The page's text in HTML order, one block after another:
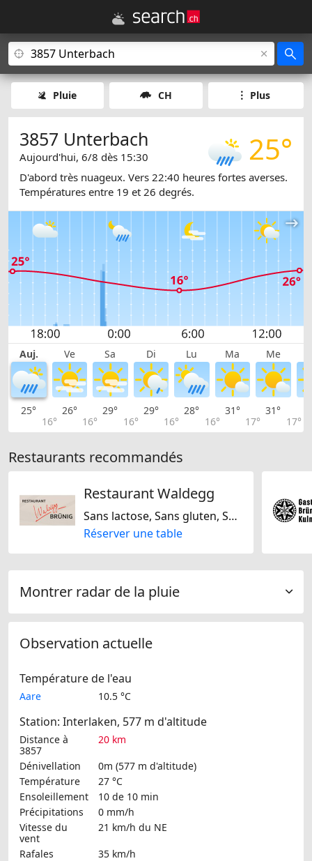
Pluie CH Plus
25°
3857 Unterbach
Aujourd'hui, 6/8 dès 15:30
D'abord très nuageux. Vers 22:40 heures fortes averses.
Températures entre 19 et 26 degrés.
Auj. Ve Sa Di Lu Ma Me
25°
16°
26°
16°
29°
16°
29°
16°
28°
16°
31°
17°
31°
17°
Restaurants recommandés
Restaurant Waldegg
Sans lactose, Sans gluten, Suisse
Réserver une table
Montrer radar de la pluie
Observation actuelle
Température de l'eau
Aare 10.5 °C
Station: Interlaken, 577 m d'altitude
Distance à
3857
20 km
Dénivellation
0m (577 m d'altitude)
Température
27 °C
Ensoleillement
10 de 10 min
Précipitations
0 mm/h
Vitesse du
vent
21 km/h du NE
Rafales
35 km/h